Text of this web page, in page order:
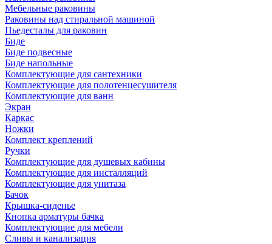
Мебельные раковины
Раковины над стиральной машиной
Пьедесталы для раковин
Биде
Биде подвесные
Биде напольные
Комплектующие для сантехники
Комплектующие для полотенцесушителя
Комплектующие для ванн
Экран
Каркас
Ножки
Комплект креплений
Ручки
Комплектующие для душевых кабины
Комплектующие для инсталляций
Комплектующие для унитаза
Бачок
Крышка-сиденье
Кнопка арматуры бачка
Комплектующие для мебели
Сливы и канализация